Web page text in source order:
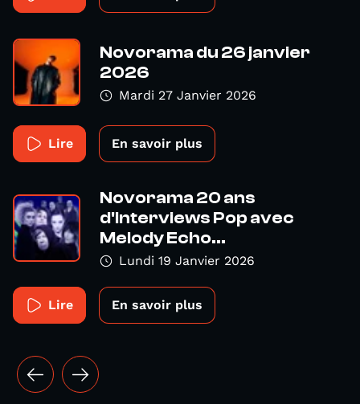
Novorama du 26 janvier
2026
Mardi 27 Janvier 2026
Lire En savoir plus
Novorama 20 ans
d'interviews Pop avec
Melody Echo...
Lundi 19 Janvier 2026
Lire En savoir plus